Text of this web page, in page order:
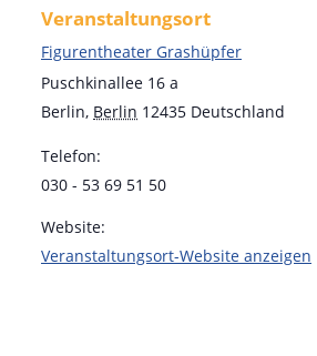
Veranstaltungsort
Figurentheater Grashüpfer
Puschkinallee 16 a
Berlin, Berlin 12435 Deutschland
Telefon:
030 - 53 69 51 50
Website:
Veranstaltungsort-Website anzeigen